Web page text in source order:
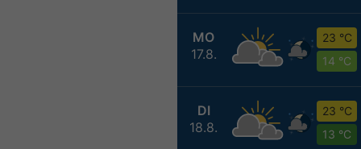
MO
17.8.
23 °C
14 °C
DI
18.8.
23 °C
13 °C